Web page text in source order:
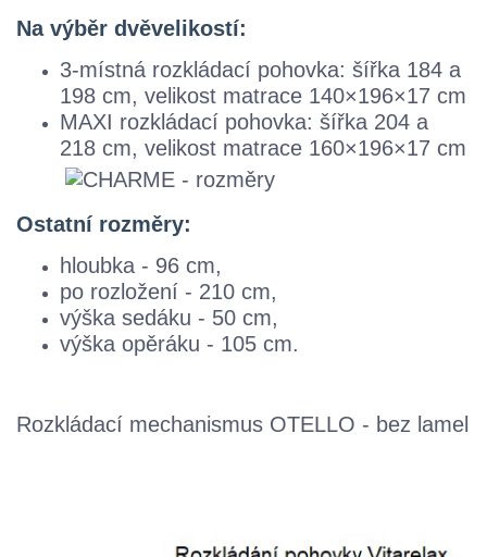
Na výběr dvěvelikostí:
3-místná rozkládací pohovka: šířka 184 a
198 cm, velikost matrace 140×196×17 cm
MAXI rozkládací pohovka: šířka 204 a
218 cm, velikost matrace 160×196×17 cm
Ostatní rozměry:
hloubka - 96 cm,
po rozložení - 210 cm,
výška sedáku - 50 cm,
výška opěráku - 105 cm.
Rozkládací mechanismus OTELLO - bez lamel